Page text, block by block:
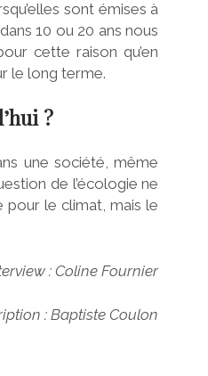
sont émises à
10 ou 20 ans nous
cette raison qu’en
le long terme.
?
une société, même
de l’écologie ne
pour le climat, mais le
: Coline Fournier
: Baptiste Coulon